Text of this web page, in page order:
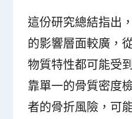
這份研究總結指出
的影響層面較廣，
物質特性都可能受
靠單一的骨質密度
者的骨折風險，可